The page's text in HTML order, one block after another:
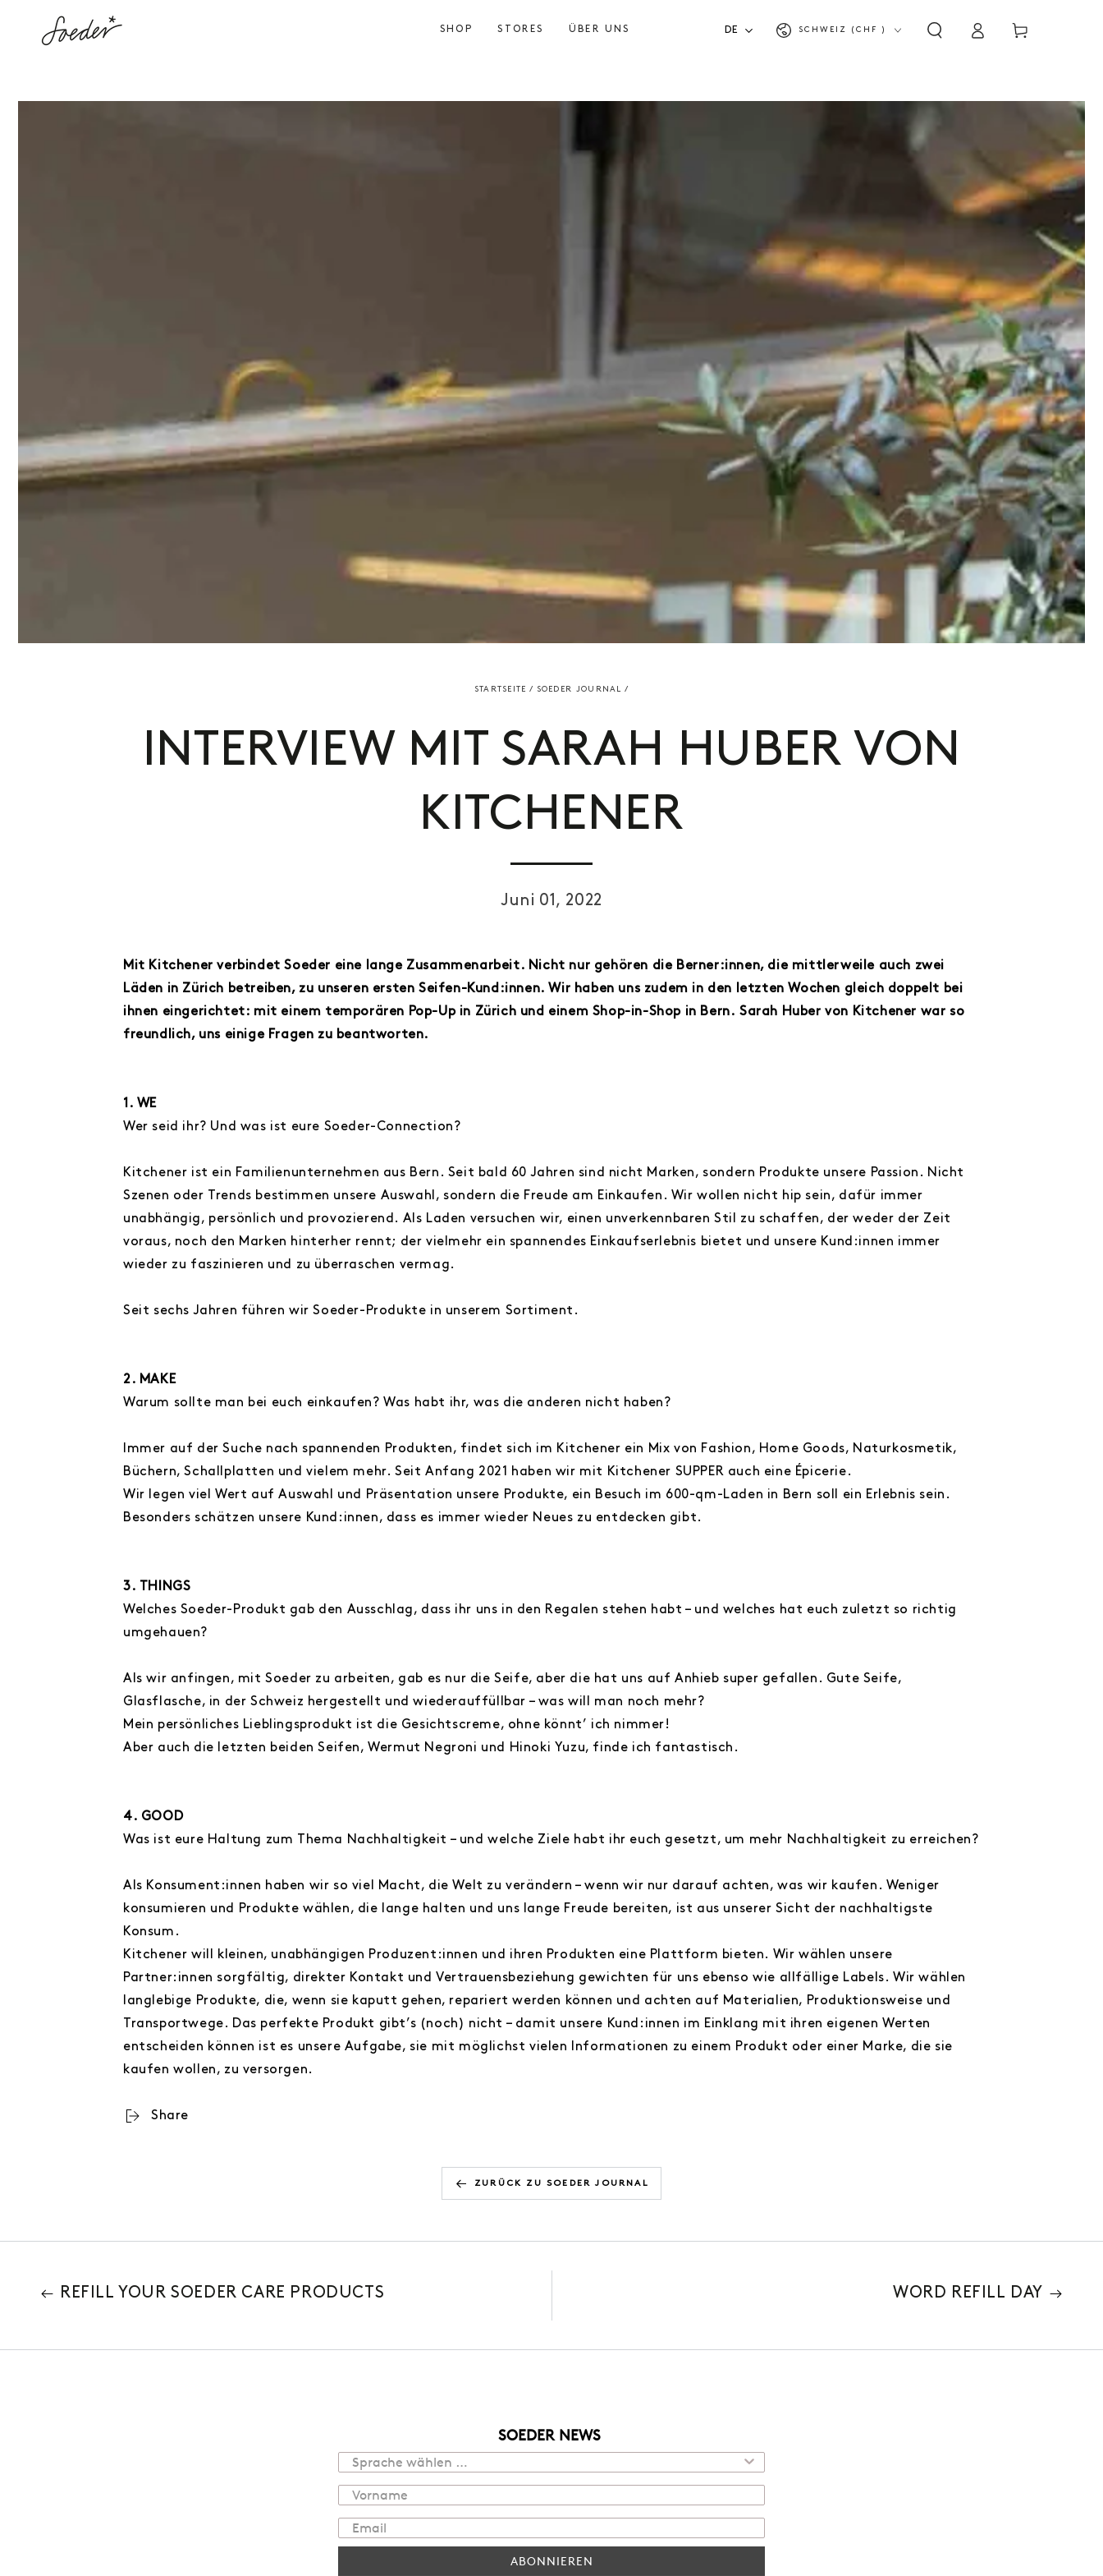
SPRINGEN
SHOP
STORES ÜBER UNS DE
Land/Region
SCHWEIZ (CHF ) EinloggenWarenkorb
STARTSEITE / SOEDER JOURNAL /
INTERVIEW MIT SARAH HUBER VON
KITCHENER
Juni 01, 2022
Mit Kitchener verbindet Soeder eine lange Zusammenarbeit. Nicht nur gehören die Berner:innen, die mittlerweile auch zwei
Läden in Zürich betreiben, zu unseren ersten Seifen-Kund:innen. Wir haben uns zudem in den letzten Wochen gleich doppelt bei
ihnen eingerichtet: mit einem temporären Pop-Up in Zürich und einem Shop-in-Shop in Bern. Sarah Huber von Kitchener war so
freundlich, uns einige Fragen zu beantworten.
1. WE
Wer seid ihr? Und was ist eure Soeder-Connection?
Kitchener ist ein Familienunternehmen aus Bern. Seit bald 60 Jahren sind nicht Marken, sondern Produkte unsere Passion. Nicht
Szenen oder Trends bestimmen unsere Auswahl, sondern die Freude am Einkaufen. Wir wollen nicht hip sein, dafür immer
unabhängig, persönlich und provozierend. Als Laden versuchen wir, einen unverkennbaren Stil zu schaffen, der weder der Zeit
voraus, noch den Marken hinterher rennt; der vielmehr ein spannendes Einkaufserlebnis bietet und unsere Kund:innen immer
wieder zu faszinieren und zu überraschen vermag.
Seit sechs Jahren führen wir Soeder-Produkte in unserem Sortiment.
2. MAKE
Warum sollte man bei euch einkaufen? Was habt ihr, was die anderen nicht haben?
Immer auf der Suche nach spannenden Produkten, findet sich im Kitchener ein Mix von Fashion, Home Goods, Naturkosmetik,
Büchern, Schallplatten und vielem mehr. Seit Anfang 2021 haben wir mit Kitchener SUPPER auch eine Épicerie.
Wir legen viel Wert auf Auswahl und Präsentation unsere Produkte, ein Besuch im 600-qm-Laden in Bern soll ein Erlebnis sein.
Besonders schätzen unsere Kund:innen, dass es immer wieder Neues zu entdecken gibt.
3. THINGS
Welches Soeder-Produkt gab den Ausschlag, dass ihr uns in den Regalen stehen habt – und welches hat euch zuletzt so richtig
umgehauen?
Als wir anfingen, mit Soeder zu arbeiten, gab es nur die Seife, aber die hat uns auf Anhieb super gefallen. Gute Seife,
Glasflasche, in der Schweiz hergestellt und wiederauffüllbar – was will man noch mehr?
Mein persönliches Lieblingsprodukt ist die Gesichtscreme, ohne könnt’ ich nimmer!
Aber auch die letzten beiden Seifen, Wermut Negroni und Hinoki Yuzu, finde ich fantastisch.
4. GOOD
Was ist eure Haltung zum Thema Nachhaltigkeit – und welche Ziele habt ihr euch gesetzt, um mehr Nachhaltigkeit zu erreichen?
Als Konsument:innen haben wir so viel Macht, die Welt zu verändern – wenn wir nur darauf achten, was wir kaufen. Weniger
konsumieren und Produkte wählen, die lange halten und uns lange Freude bereiten, ist aus unserer Sicht der nachhaltigste
Konsum.
Kitchener will kleinen, unabhängigen Produzent:innen und ihren Produkten eine Plattform bieten. Wir wählen unsere
Partner:innen sorgfältig, direkter Kontakt und Vertrauensbeziehung gewichten für uns ebenso wie allfällige Labels. Wir wählen
langlebige Produkte, die, wenn sie kaputt gehen, repariert werden können und achten auf Materialien, Produktionsweise und
Transportwege. Das perfekte Produkt gibt’s (noch) nicht – damit unsere Kund:innen im Einklang mit ihren eigenen Werten
entscheiden können ist es unsere Aufgabe, sie mit möglichst vielen Informationen zu einem Produkt oder einer Marke, die sie
kaufen wollen, zu versorgen.
Share
ZURÜCK ZU SOEDER JOURNAL
REFILL YOUR SOEDER CARE PRODUCTS WORD REFILL DAY
SOEDER NEWS
ABONNIEREN